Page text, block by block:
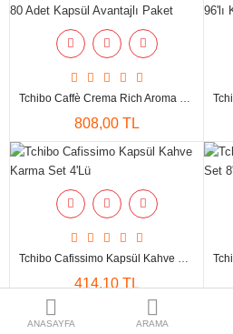
ANASAYFA ARAMA
Tchibo Caffè Crema Rich Aroma 80 Adet Kapsül Avantajlı Paket
808,00 TL
Tchibo Cafissimo Kapsül Kahve Karma Set 4'Lü
414,10 TL